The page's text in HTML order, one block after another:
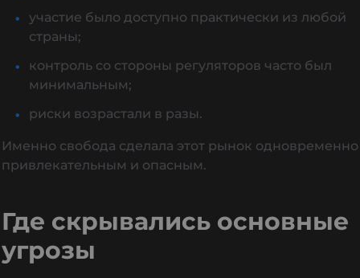
участие было доступно практически из любой
страны;
контроль со стороны регуляторов часто был
минимальным;
риски возрастали в разы.
Именно свобода сделала этот рынок одновременно
привлекательным и опасным.
Где скрывались основные
угрозы